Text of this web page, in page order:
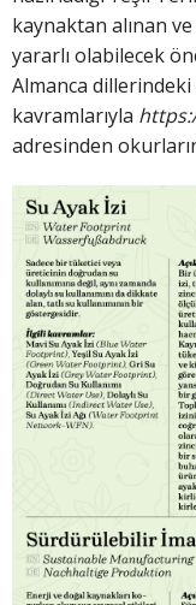
kaynaktan alınan
yararlı olabilecek
Almanca dillerindeki
kavramlarıyla
adresinden